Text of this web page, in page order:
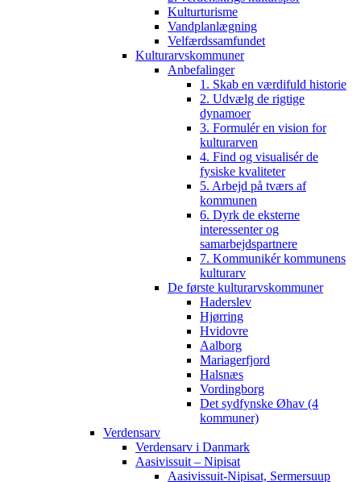
Kulturturisme
Vandplanlægning
Velfærdssamfundet
Kulturarvskommuner
Anbefalinger
1. Skab en værdifuld historie
2. Udvælg de rigtige
dynamoer
3. Formulér en vision for
kulturarven
4. Find og visualisér de
fysiske kvaliteter
5. Arbejd på tværs af
kommunen
6. Dyrk de eksterne
interessenter og
samarbejdspartnere
7. Kommunikér kommunens
kulturarv
De første kulturarvskommuner
Haderslev
Hjørring
Hvidovre
Aalborg
Mariagerfjord
Halsnæs
Vordingborg
Det sydfynske Øhav (4
kommuner)
Verdensarv
Verdensarv i Danmark
Aasivissuit – Nipisat
Aasivissuit-Nipisat, Sermersuup